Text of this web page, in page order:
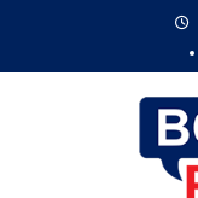
content